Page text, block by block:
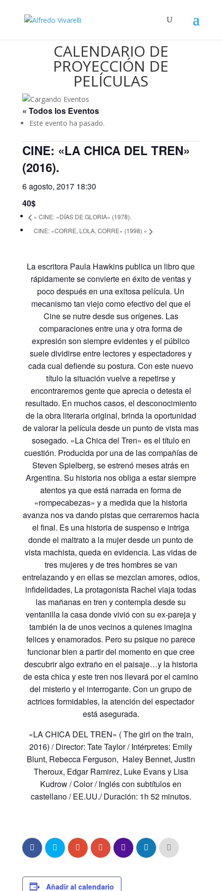
CALENDARIO DE
PROYECCIÓN DE
PELÍCULAS
« Todos los Eventos
Este evento ha pasado.
CINE: «LA CHICA DEL TREN»
(2016).
6 agosto, 2017 18:30
40$
« CINE: «DÍAS DE GLORIA» (1978).
CINE: «CORRE, LOLA, CORRE» (1998) »
La escritora Paula Hawkins publica un libro que
rápidamente se convierte en éxito de ventas y
poco después en una exitosa película. Un
mecanismo tan viejo como efectivo del que el
Cine se nutre desde sus orígenes. Las
comparaciones entre una y otra forma de
expresión son siempre evidentes y el público
suele dividirse entre lectores y espectadores y
cada cual defiende su postura. Con este nuevo
título la situación vuelve a repetirse y
encontraremos gente que aprecia o detesta el
resultado. En muchos casos, el desconocimiento
de la obra literaria original, brinda la oportunidad
de valorar la película desde un punto de vista mas
sosegado. «La Chica del Tren» es el título en
cuestión. Producida por una de las compañías de
Steven Spielberg, se estrenó meses atrás en
Argentina. Su historia nos obliga a estar siempre
atentos ya que está narrada en forma de
«rompecabezas» y a medida que la historia
avanza nos va dando pistas que cerraremos hacia
el final. Es una historia de suspenso e intriga
donde el maltrato a la mujer desde un punto de
vista machista, queda en evidencia. Las vidas de
tres mujeres y de tres hombres se van
entrelazando y en ellas se mezclan amores, odios,
infidelidades, La protagonista Rachel viaja todas
las mañanas en tren y contempla desde su
ventanilla la casa donde vivió con su ex-pareja y
también la de unos vecinos a quienes imagina
felices y enamorados. Pero su psique no parece
funcionar bien a partir del momento en que cree
descubrir algo extraño en el paisaje…y la historia
de esta chica y este tren nos llevará por el camino
del misterio y el interrogante. Con un grupo de
actrices formidables, la atención del espectador
está asegurada.
«LA CHICA DEL TREN» ( The girl on the train,
2016) / Director: Tate Taylor / Intérpretes: Emily
Blunt, Rebecca Ferguson, Haley Bennet, Justin
Theroux, Edgar Ramirez, Luke Evans y Lisa
Kudrow / Color / Inglés con subtítulos en
castellano / EE.UU./ Duración: 1h 52 minutos.
Añadir al calendario